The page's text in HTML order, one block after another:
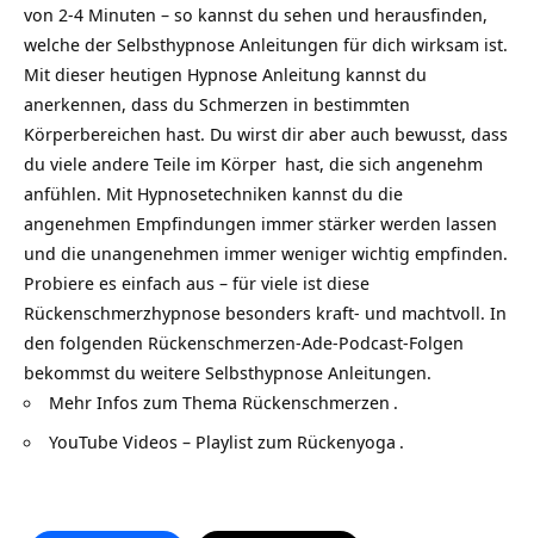
von 2-4 Minuten – so kannst du sehen und herausfinden,
welche der Selbsthypnose Anleitungen für dich wirksam ist.
Mit dieser heutigen Hypnose Anleitung kannst du
anerkennen, dass du Schmerzen in bestimmten
Körperbereichen hast. Du wirst dir aber auch bewusst, dass
du viele andere Teile im Körper hast, die sich angenehm
anfühlen. Mit Hypnosetechniken kannst du die
angenehmen Empfindungen immer stärker werden lassen
und die unangenehmen immer weniger wichtig empfinden.
Probiere es einfach aus – für viele ist diese
Rückenschmerzhypnose besonders kraft- und machtvoll. In
den folgenden Rückenschmerzen-Ade-Podcast-Folgen
bekommst du weitere Selbsthypnose Anleitungen.
Mehr Infos zum Thema Rückenschmerzen .
YouTube Videos – Playlist zum Rückenyoga .